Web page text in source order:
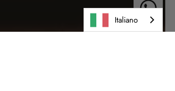
Italiano